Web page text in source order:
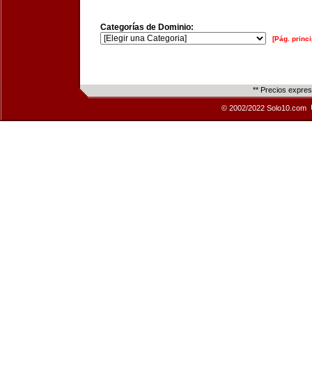
Categorías de Dominio:
[Pág.
** Precios
© 2002/2022 Solo10.com